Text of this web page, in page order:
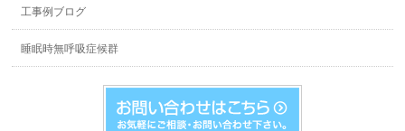
工事例ブログ
睡眠時無呼吸症候群